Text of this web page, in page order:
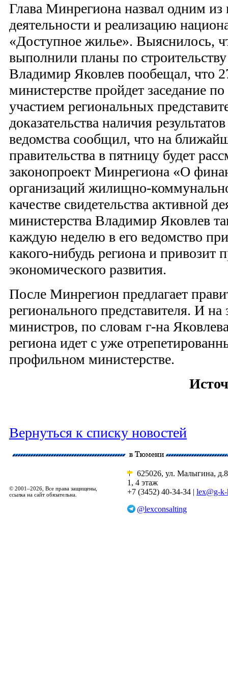
Глава Минрегиона назвал одним из
деятельности и реализацию
«Доступное жилье». Выяснилось,
выполнили планы по
Владимир Яковлев пообещал, что
министерстве пройдет заседание по
участием региональных
доказательства наличия
ведомства сообщил, что на
правительства в пятницу будет
законопроект Минрегиона «О
организаций жилищно-
качестве свидетельства активной
министерства Владимир Яковлев
каждую неделю в его ведомство
какого-нибудь региона и привозит
экономического развития.
После Минрегион предлагает
регионального представителя. И на
министров, по словам г-на
региона идет с уже
профильном министерстве.
Вернуться к списку новостей
© 2001–2026, Все права защищены,
ссылка на сайт обязательна.
625026, ул. Малыгина,
1, 4 этаж
+7 (3452) 40-34-34 | lex@g-
@lexconsalting